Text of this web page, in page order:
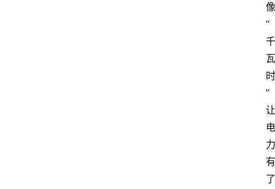
像
“
千
瓦
时
”
让
电
力
有
了